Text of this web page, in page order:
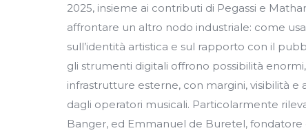
2025, insieme ai contributi di Pegassi e
affrontare un altro nodo industriale: come
sull’identità artistica e sul rapporto con il
gli strumenti digitali offrono possibilità
infrastrutture esterne, con margini, visibilità
dagli operatori musicali. Particolarmente
Banger, ed Emmanuel de Buretel,